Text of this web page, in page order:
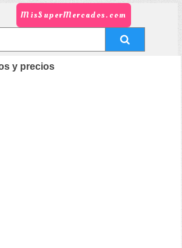
MisSuperMercados.com
y precios